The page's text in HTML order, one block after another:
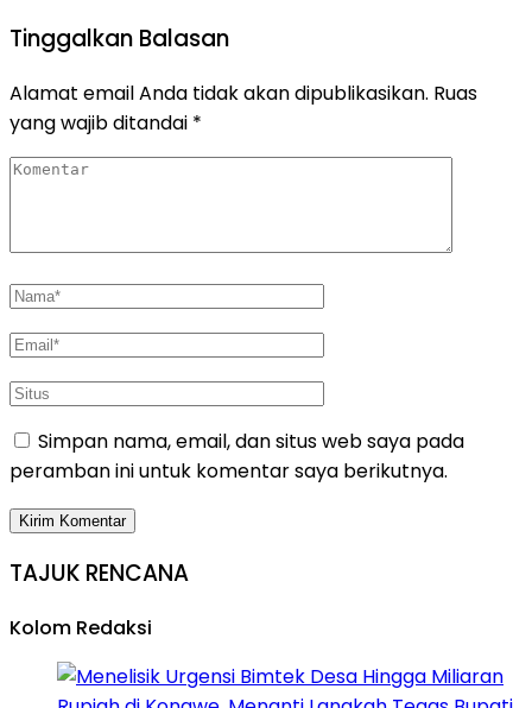
Tinggalkan Balasan
Alamat email Anda tidak akan dipublikasikan. Ruas
yang wajib ditandai *
Simpan nama, email, dan situs web saya pada
peramban ini untuk komentar saya berikutnya.
TAJUK RENCANA
Kolom Redaksi